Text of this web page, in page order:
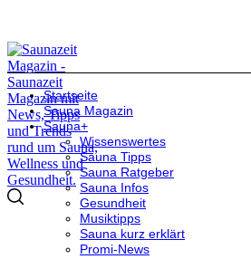
Startseite
Sauna Magazin
Sauna+
Wissenswertes
Sauna Tipps
Sauna Ratgeber
Sauna Infos
Gesundheit
Musiktipps
Sauna kurz erklärt
Promi-News